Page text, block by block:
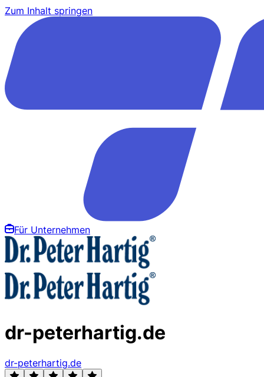
Zum Inhalt springen
Für Unternehmen
dr-peterhartig.de
dr-peterhartig.de